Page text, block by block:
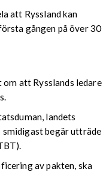
att Ryssland kan
gången på över 30
om att Rysslands ledare
landets
smidigast begär utträde
av pakten, ska